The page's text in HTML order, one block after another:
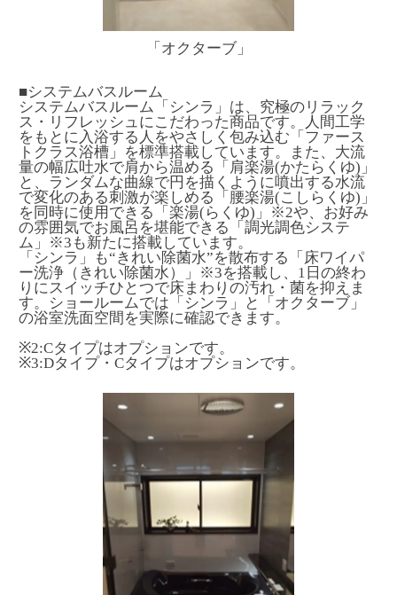
「オクターブ」
■システムバスルーム
システムバスルーム「シンラ」は、究極のリラック
ス・リフレッシュにこだわった商品です。人間工学
をもとに入浴する人をやさしく包み込む「ファース
トクラス浴槽」を標準搭載しています。また、大流
量の幅広吐水で肩から温める「肩楽湯(かたらくゆ)」
と、ランダムな曲線で円を描くように噴出する水流
で変化のある刺激が楽しめる「腰楽湯(こしらくゆ)」
を同時に使用できる「楽湯(らくゆ)」
※2や、お好み
の雰囲気でお風呂を堪能できる「調光調色システ
ム」
※3 も新たに搭載しています。
「シンラ」も“きれい除菌水”を散布する「床ワイパ
ー洗浄（きれい除菌水）」
※3を搭載し、1日の終わ
りにスイッチひとつで床まわりの汚れ・菌を抑えま
す。ショールームでは「シンラ」と「オクターブ」
の浴室洗面空間を実際に確認できます。
※2:Cタイプはオプションです。
※3:Dタイプ・Cタイプはオプションです。